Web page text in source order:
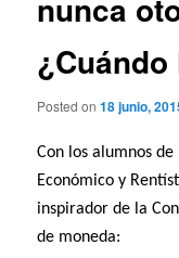
nunca
Posted on18 junio,
Con los alumnos de
Económico y
inspirador de la
de moneda: